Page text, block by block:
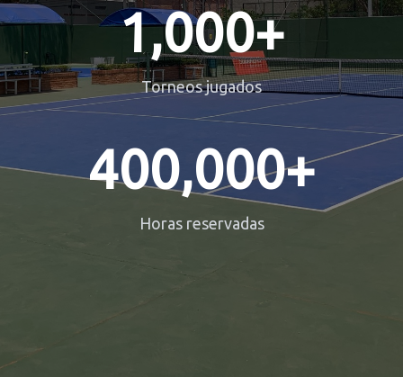
1,000+
Torneos jugados
400,000+
Horas reservadas